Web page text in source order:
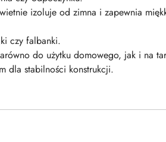
izoluje od zimna i zapewnia
czy falbanki.
do użytku domowego, jak i na
dla stabilności konstrukcji.